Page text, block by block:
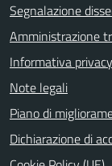
Segnalazione
Amministrazione
Informativa privacy
Note legali
Piano di
Dichiarazione di